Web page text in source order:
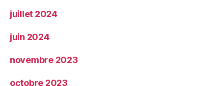
juillet 2024
juin 2024
novembre 2023
octobre 2023